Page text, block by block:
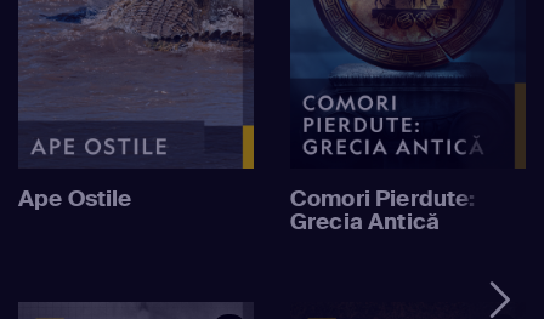
Ape Ostile Comori Pierdute:
Grecia Antică